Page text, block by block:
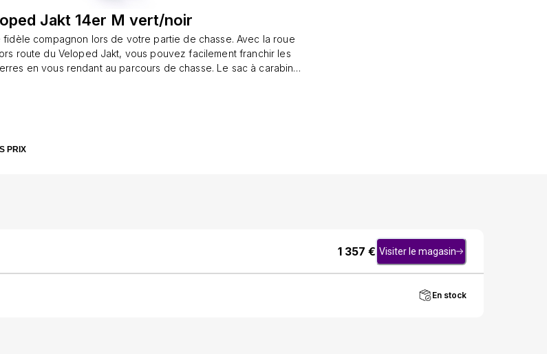
Jakt 14er M vert/noir
compagnon lors de votre partie de chasse. Avec la roue
route du Veloped Jakt, vous pouvez facilement franchir les
en vous rendant au parcours de chasse. Le sac à carabine
PRIX
1 357 € Visiter le magasin
En stock